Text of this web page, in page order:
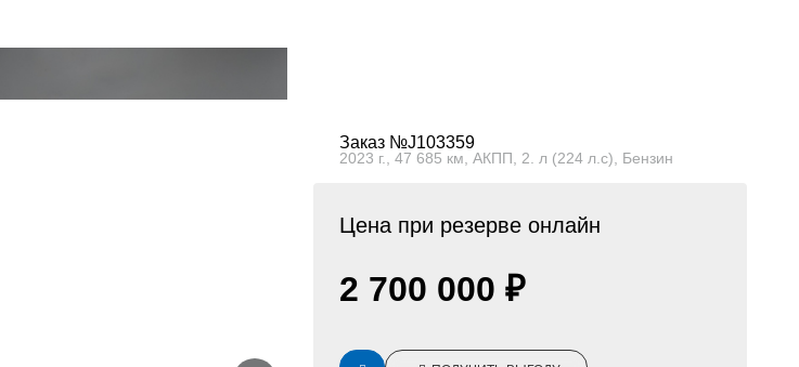
Заказ №J103359
2023 г., 47 685 км, АКПП, 2. л (224 л.с), Бензин
Цена при резерве онлайн
2 700 000 ₽